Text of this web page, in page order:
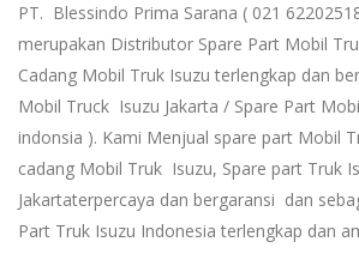
PT. Blessindo Prima Sarana ( 021
merupakan Distributor Spare Part Mobil
Cadang Mobil Truk Isuzu terlengkap dan
Mobil Truck Isuzu Jakarta / Spare Part
indonsia ). Kami Menjual spare part Mobil
cadang Mobil Truk Isuzu, Spare part Truk
Jakartaterpercaya dan bergaransi dan
Part Truk Isuzu Indonesia terlengkap dan